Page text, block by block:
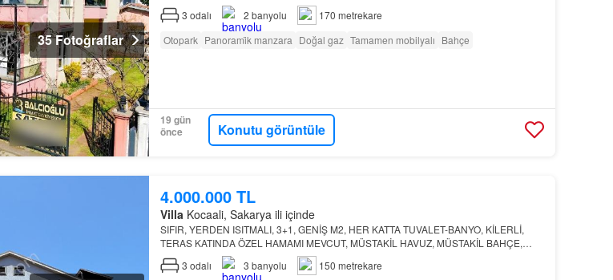
35 Fotoğraflar
3 odalı 2 banyolu
170 metrekare
Otopark Panorami̇k manzara Doğal gaz Tamamen mobilyalı Bahçe
19 gün
önce
Konutu görüntüle
4.000.000 TL
Villa Kocaali, Sakarya ili içinde
SIFIR, YERDEN ISITMALI, 3+1, GENİŞ M2, HER KATTA TUVALET-BANYO, KİLERLİ,
TERAS KATINDA ÖZEL HAMAMI MEVCUT, MÜSTAKİL HAVUZ, MÜSTAKİL BAHÇE,
ULTRA LÜKS VİLLAMIZ SİZ DEĞERLİ MÜŞTERİLİMİZİ BEKLİYOR !ULAŞIM BİLGİLERİ;
DENİZE YÜRÜM…
3 odalı 3 banyolu
150 metrekare